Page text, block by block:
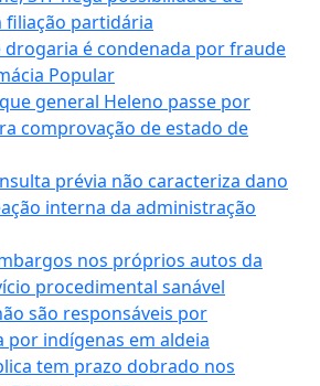
filiação partidária
é condenada por fraude
Popular
general Heleno passe por
comprovação de estado de
prévia não caracteriza dano
interna da administração
nos próprios autos da
procedimental sanável
são responsáveis por
por indígenas em aldeia
tem prazo dobrado nos